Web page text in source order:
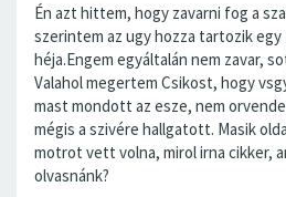
Én azt hittem, hogy zavarni fog a
szerintem az ugy hozza tartozik
héja.Engem egyáltalán nem zavar,
Valahol megertem Csikost, hogy
mast mondott az esze, nem
mégis a szivére hallgatott. Masik
motrot vett volna, mirol irna cikker,
olvasnánk?